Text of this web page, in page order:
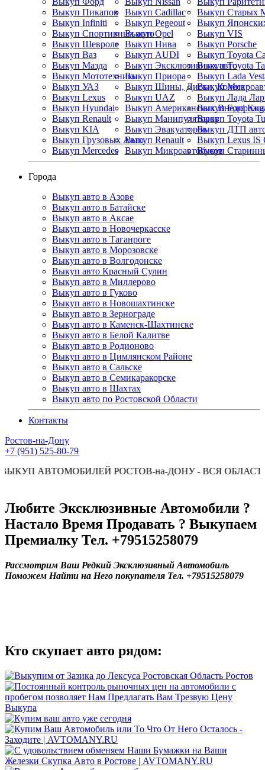
Выкуп Пикапов
Выкуп Infiniti
Выкуп Спортивных авто
Выкуп Шевроле
Выкуп Ваз
Выкуп Мазда
Выкуп Мототехники
Выкуп УАЗ
Выкуп Lexus
Выкуп Hyundai
Выкуп Renault
Выкуп KIA
Выкуп Грузовых Авто
Выкуп Mercedes
Выкуп Cadillac
Выкуп Pegeout
Выкуп Opel
Выкуп Нива
Выкуп AUDI
Выкуп Эксклюзивных авто
Выкуп Приора
Выкуп Шины, Диски, Колеса
Выкуп UAZ
Выкуп Американских
Выкуп Манипуляторов
Выкуп Эвакуаторов
Выкуп Renault
Выкуп Микроавтобусов
Выкуп Старых
Выкуп
Выкуп VIS
Выкуп Porsche
Выкуп Toyota
Выкуп Toyota
Выкуп Lada
Выкуп
Выкуп Лада
Выкуп Ford
Выкуп Toyota
Выкуп ДТП
Выкуп Lexus IS
Выкуп
Города
Выкуп авто в Азове
Выкуп авто в Батайске
Выкуп авто в Аксае
Выкуп авто в Новочеркасске
Выкуп авто в Таганроге
Выкуп авто в Морозовске
Выкуп авто в Волгодонске
Выкуп авто Красный Сулин
Выкуп авто в Миллерово
Выкуп авто в Гуково
Выкуп авто в Новошахтинске
Выкуп авто в Зернограде
Выкуп авто в Каменск-Шахтинске
Выкуп авто в Белой Калитве
Выкуп авто в Родионово
Выкуп авто в Цимлянском Районе
Выкуп авто в Сальске
Выкуп авто в Семикаракорске
Выкуп авто в Шахтах
Выкуп авто по Ростовской Области
Контакты
Ростов-на-Дону
+7 (951) 525-80-79
РОСТОВ-на-ДОНУ - ВСЯ ОБЛАСТЬ
Любите Эксклюзивные Автомобили ?
Настало Время Продавать ? Выкупаем
Премиалку Тел. +79515258079
Рассмотрим Ваш Редкий Эксклюзивный Автомобиль
Поможем Найти на Него покупателя Тел. +79515258079
Кто скупает авто рядом: